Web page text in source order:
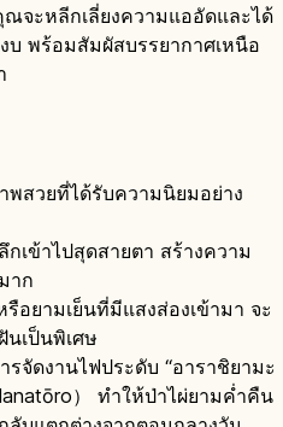
จะหลีกเลี่ยงความแออัดและได้
บ พร้อมสัมผัสบรรยากาศเหนือ
พสวยที่ได้รับความนิยมอย่าง
เข้าไปสุดสายตา สร้างความ
าก
อยามเย็นที่มีแสงส่องเข้ามา จะ
เป็นพิเศษ
จัดงานไฟประดับ “อาราชิยามะ
） ทำให้ป่าไผ่ยามค่ำคืน